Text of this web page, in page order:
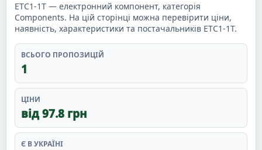
ETC1-1T — електронний компонент, категорія
Components. На цій сторінці можна перевірити ціни,
наявність, характеристики та постачальників ETC1-1T.
ВСЬОГО ПРОПОЗИЦІЙ
1
ЦІНИ
від 97.8 грн
Є В УКРАЇНІ